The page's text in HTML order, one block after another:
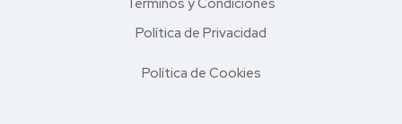
Política de Privacidad
Política de Cookies